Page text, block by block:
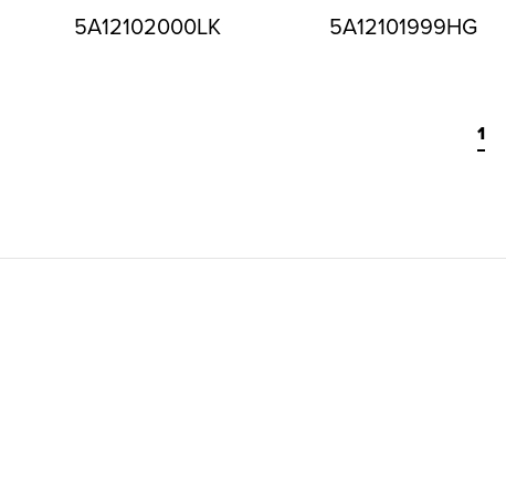
5A12102000LK 5A12101999HG
1